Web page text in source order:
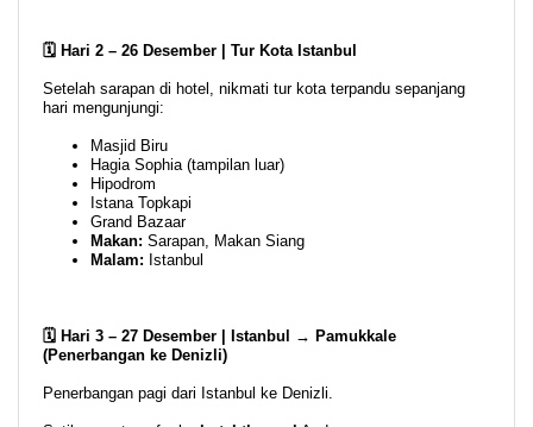
🗓️ Hari 2 – 26 Desember | Tur Kota Istanbul
Setelah sarapan di hotel, nikmati tur kota terpandu sepanjang
hari mengunjungi:
Masjid Biru
Hagia Sophia (tampilan luar)
Hipodrom
Istana Topkapi
Grand Bazaar
Makan: Sarapan, Makan Siang
Malam: Istanbul
🗓️ Hari 3 – 27 Desember | Istanbul → Pamukkale
(Penerbangan ke Denizli)
Penerbangan pagi dari Istanbul ke Denizli.